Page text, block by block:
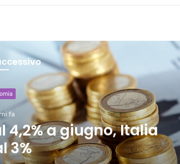
Economia
2 giorni fa
in lieve calo ma
in crescita